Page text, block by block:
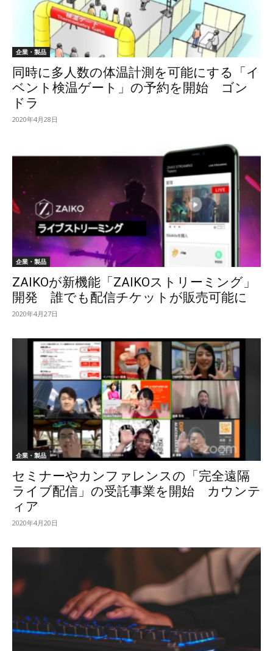
企業・製品
同時に多人数の体温計測を可能にする「イ
ベント検温ゲート」の予約を開始 ゴン
ドラ
2020年4月28日
企業・製品
ZAIKOが新機能「ZAIKOストリーミング」
開発 誰でも配信チケットが販売可能に
2020年4月27日
企業・製品
セミナーやカンファレンスの「完全遠隔
ライブ配信」の受託事業を開始 カウンテ
ィア
2020年4月20日